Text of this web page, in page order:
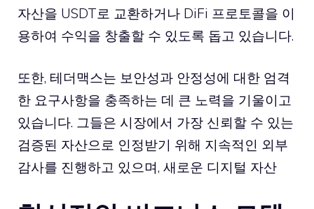
자산을 USDT로 교환하거나 DiFi 프로토콜을 이
용하여 수익을 창출할 수 있도록 돕고 있습니다.
또한, 테더맥스는 보안성과 안정성에 대한 엄격
한 요구사항을 충족하는 데 큰 노력을 기울이고
있습니다. 그들은 시장에서 가장 신뢰할 수 있는
검증된 자산으로 인정받기 위해 지속적인 외부
감사를 진행하고 있으며, 새로운 디지털 자산